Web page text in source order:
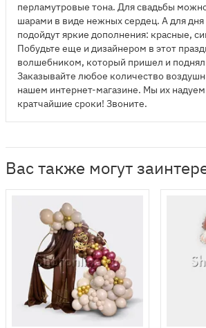
перламутровые тона. Для свадьбы
шарами в виде нежных сердец. А для
подойдут яркие дополнения: красные,
Побудьте еще и дизайнером в этот
волшебником, который пришел и
Заказывайте любое количество
нашем интернет-магазине. Мы их
кратчайшие сроки! Звоните.
Вас также могут